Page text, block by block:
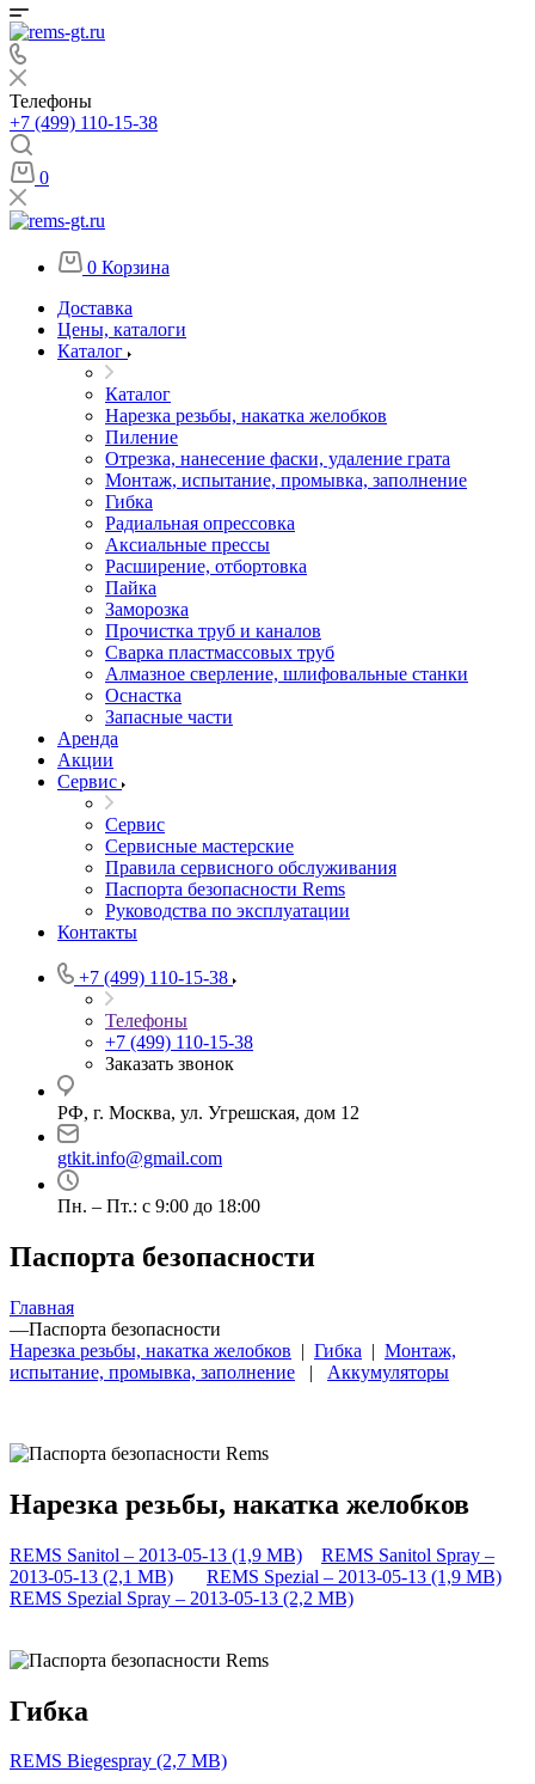
Телефоны
+7 (499) 110-15-38
0
0 Корзина
Доставка
Цены, каталоги
Каталог
Каталог
Нарезка резьбы, накатка желобков
Пиление
Отрезка, нанесение фаски, удаление грата
Монтаж, испытание, промывка, заполнение
Гибка
Радиальная опрессовка
Аксиальные прессы
Расширение, отбортовка
Пайка
Заморозка
Прочистка труб и каналов
Сварка пластмассовых труб
Алмазное сверление, шлифовальные станки
Оснастка
Запасные части
Аренда
Акции
Сервис
Сервис
Сервисные мастерские
Правила сервисного обслуживания
Паспорта безопасности Rems
Руководства по эксплуатации
Контакты
+7 (499) 110-15-38
Телефоны
+7 (499) 110-15-38
Заказать звонок
РФ, г. Москва, ул. Угрешская, дом 12
gtkit.info@gmail.com
Пн. – Пт.: с 9:00 до 18:00
Паспорта безопасности
Главная
—Паспорта безопасности
Нарезка резьбы, накатка желобков | Гибка | Монтаж,
испытание, промывка, заполнение | Аккумуляторы
Нарезка резьбы, накатка желобков
REMS Sanitol – 2013-05-13 (1,9 MB)
REMS Sanitol Spray –
2013-05-13 (2,1 MB)
REMS Spezial – 2013-05-13 (1,9 MB)
REMS Spezial Spray – 2013-05-13 (2,2 MB)
Гибка
REMS Biegespray (2,7 MB)